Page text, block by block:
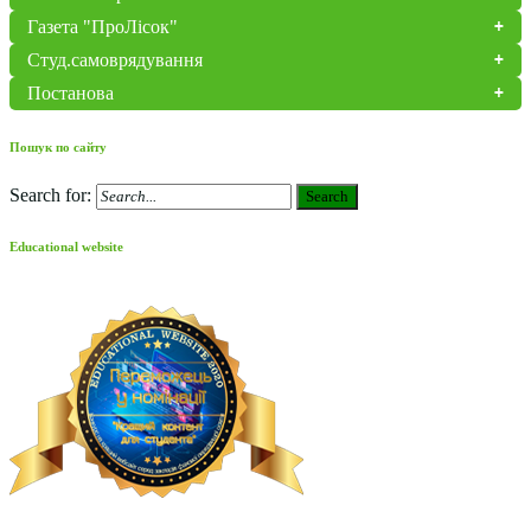
Газета "ПроЛісок"
Студ.самоврядування
Постанова
Пошук по сайту
Search for: Search
Educational website